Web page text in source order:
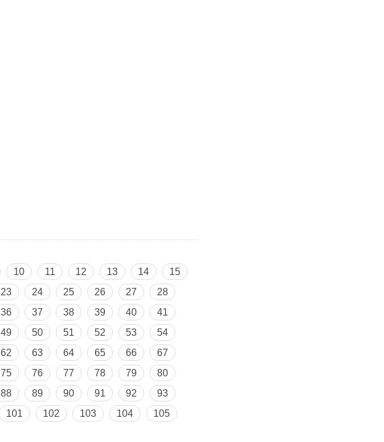
10 11 12 13 14
15
23 24 25 26 27
28
36 37 38 39 40
41
49 50 51 52 53
54
62 63 64 65 66
67
75 76 77 78 79
80
88 89 90 91 92
93
101 102 103 104
105